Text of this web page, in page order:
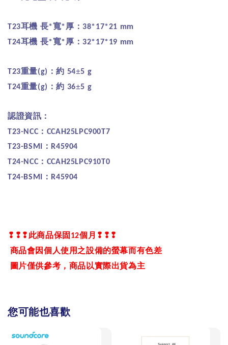
T23耳機 長*寬* 厚：38*17*21 mm
T24耳機 長*寬* 厚：32*17*19 mm
T23重量(g) ：約 54±5 g
T24重量(g) ：約 36±5 g
認證資訊：
T23-NCC ： CCAH25LPC900T7
T23-BSMI ： R45904
T24-NCC ： CCAH25LPC910T0
T24-BSMI
： R45904
❢❢❢ 此商品保固 12個月 ❢❢❢
商品會因個人使用之設備的螢幕而有色差
圖片僅供參考，商品以實際出貨為主
您可能也喜歡